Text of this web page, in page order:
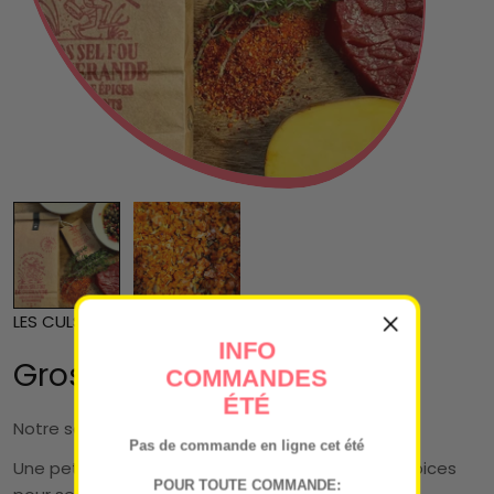
LES CULS SALÉS
Gros sel fou
Notre sel fou format gros sel.
Une petite folie, une farandole de saveurs et d’épices
INFO
COMMANDES
ÉTÉ
Pas de commande en ligne cet été
POUR TOUTE COMMANDE: